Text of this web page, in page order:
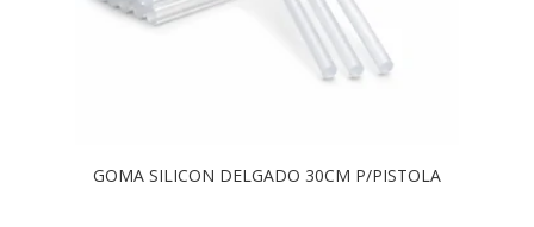
GOMA SILICON DELGADO 30CM P/PISTOLA